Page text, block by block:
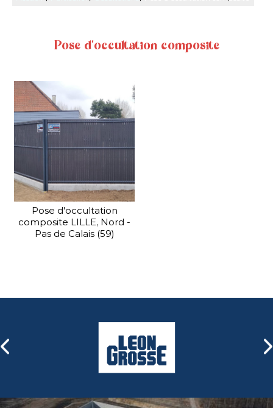
La clôture mixte bois
En savoir plus
PORTAIL INDUSTRIEL
Nous distribuons également une gamme...
portails industriels, avec ou
sans automatisme, que nous
pouvons intégrer dans vos
clôtures.
Pose d'occultation composite
Pose d'occultation
composite LILLE, Nord -
Pas de Calais (59)